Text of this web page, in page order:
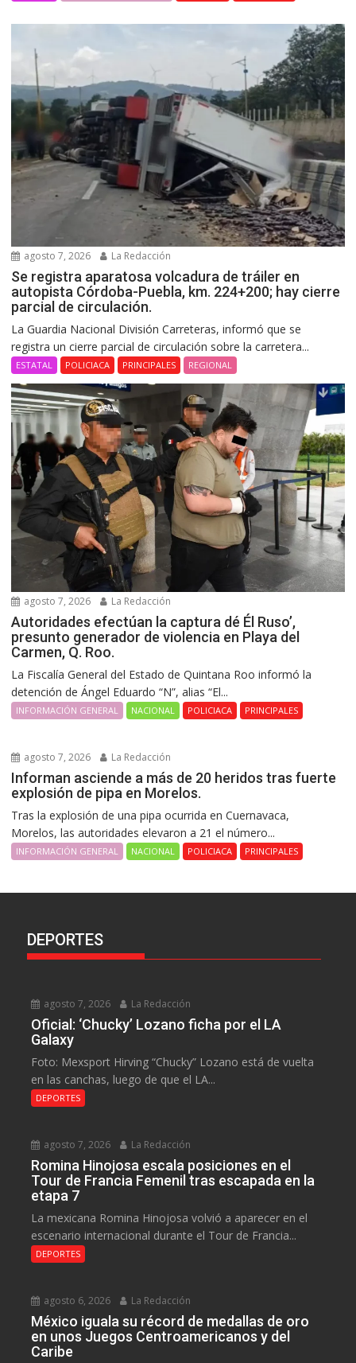
agosto 7, 2026 La Redacción
Se registra aparatosa volcadura de tráiler en
autopista Córdoba-Puebla, km. 224+200; hay cierre
parcial de circulación.
La Guardia Nacional División Carreteras, informó que se
registra un cierre parcial de circulación sobre la carretera...
ESTATAL POLICIACA PRINCIPALES REGIONAL
agosto 7, 2026 La Redacción
Autoridades efectúan la captura dé Él Ruso’,
presunto generador de violencia en Playa del
Carmen, Q. Roo.
La Fiscalía General del Estado de Quintana Roo informó la
detención de Ángel Eduardo “N”, alias “El...
INFORMACIÓN GENERAL NACIONAL POLICIACA PRINCIPALES
agosto 7, 2026 La Redacción
Informan asciende a más de 20 heridos tras fuerte
explosión de pipa en Morelos.
Tras la explosión de una pipa ocurrida en Cuernavaca,
Morelos, las autoridades elevaron a 21 el número...
INFORMACIÓN GENERAL NACIONAL POLICIACA PRINCIPALES
DEPORTES
agosto 7, 2026 La Redacción
Oficial: ‘Chucky’ Lozano ficha por el LA
Galaxy
Foto: Mexsport Hirving “Chucky” Lozano está de vuelta
en las canchas, luego de que el LA...
DEPORTES
agosto 7, 2026 La Redacción
Romina Hinojosa escala posiciones en el
Tour de Francia Femenil tras escapada en la
etapa 7
La mexicana Romina Hinojosa volvió a aparecer en el
escenario internacional durante el Tour de Francia...
DEPORTES
agosto 6, 2026 La Redacción
México iguala su récord de medallas de oro
en unos Juegos Centroamericanos y del
Caribe